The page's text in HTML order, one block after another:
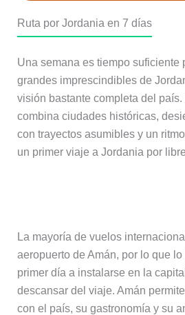
Ruta por Jordania en 7 días
Una semana es tiempo suficiente
grandes imprescindibles de
visión bastante completa del
combina ciudades históricas,
con trayectos asumibles y un
un primer viaje a Jordania por
La mayoría de vuelos
aeropuerto de Amán, por lo que
primer día a instalarse en la
descansar del viaje. Amán
con el país, su gastronomía y su